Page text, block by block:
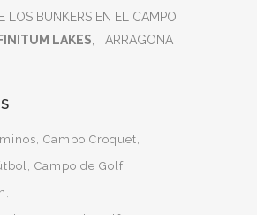
LOS BUNKERS EN EL CAMPO
LAKES , TARRAGONA
Campo Croquet
Campo de Golf